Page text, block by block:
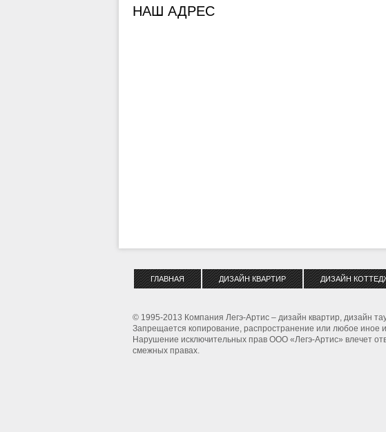
НАШ АДРЕС
ГЛАВНАЯ ДИЗАЙН КВАРТИР ДИЗАЙН
© 1995-2013 Компания Легэ-Артис – дизайн квартир, дизайн
Запрещается копирование, распространение или любое иное
Нарушение исключительных прав ООО «Легэ-Артис» влечет
смежных правах.